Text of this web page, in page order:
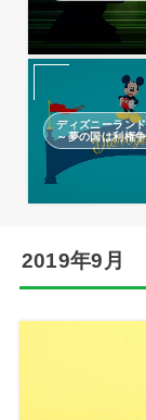
ディズニーラン
～夢の国は利権
2019年9月